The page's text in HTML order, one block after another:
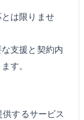
は限りませ
支援と契約内
す。
するサービス